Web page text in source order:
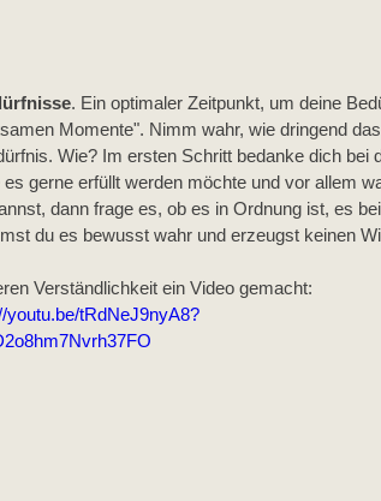
. Ein optimaler Zeitpunkt, um deine
Momente". Nimm wahr, wie dringend
Wie? Im ersten Schritt bedanke dich bei
gerne erfüllt werden möchte und vor allem
dann frage es, ob es in Ordnung ist, es
du es bewusst wahr und erzeugst keinen
Verständlichkeit ein Video gemacht:
youtu.be/tRdNeJ9nyA8?